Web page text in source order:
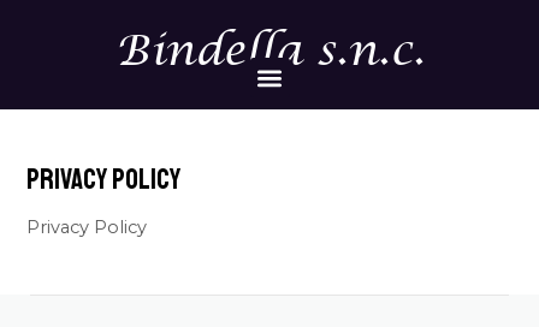
Bindella s.n.c.
Menu
Privacy Policy
Privacy Policy